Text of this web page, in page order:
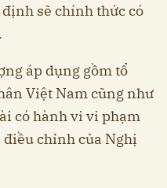
sẽ chính thức có
áp dụng gồm tổ
Việt Nam cũng như
có hành vi vi phạm
chỉnh của Nghị